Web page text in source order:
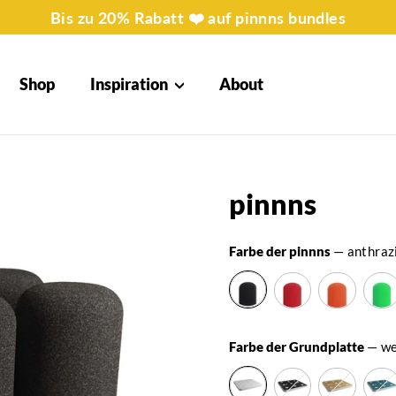
Bis zu 20% Rabatt ❤️ auf pinnns bundles
Shop Inspiration About
pinnns
Farbe der pinnns —
Farbe der Grundplatte —